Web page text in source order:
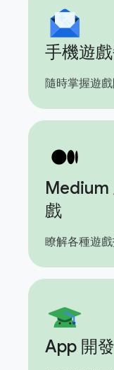
手機遊
隨時掌握遊
Medium
戲
瞭解各種遊
App 開